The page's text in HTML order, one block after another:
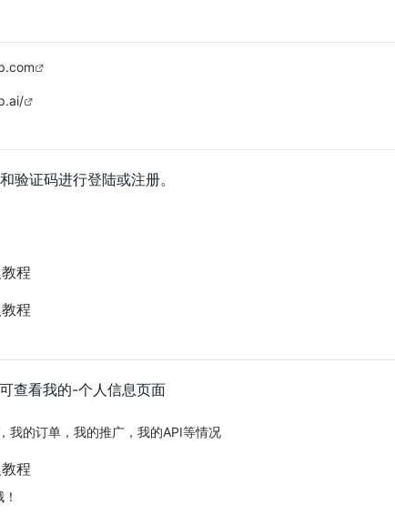
验证码进行登陆或注册。
查看我的-个人信息页面
我的订单，我的推广，我的API等情况